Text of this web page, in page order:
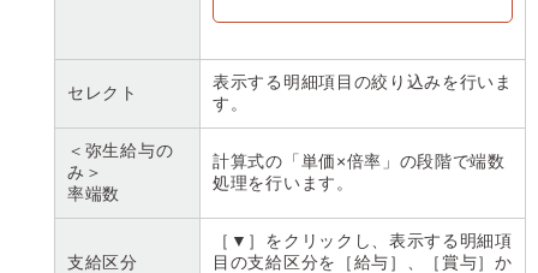
セレクト
表示する明細項目の絞り込みを行いま
す。
＜弥生給与の
み＞
率端数
計算式の「単価×倍率」の段階で端数
処理を行います。
支給区分
［▼］をクリックし、表示する明細項
目の支給区分を［給与］、［賞与］か